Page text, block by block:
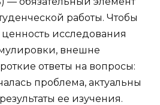
работы. Чтобы
исследования
внешне
ответы на вопросы:
проблема, актуальны
ее изучения.